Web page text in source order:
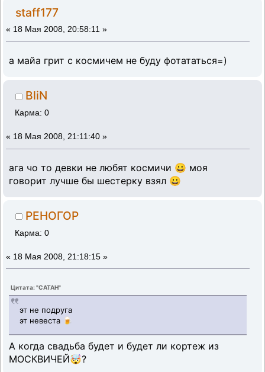
staff177
« 18 Мая 2008, 20:58:11 »
а майа грит с космичем не буду фотататься=)
BliN
Карма: 0
« 18 Мая 2008, 21:11:40 »
ага чо то девки не любят космичи 😀 моя
говорит лучше бы шестерку взял 😀
РЕНОГОР
Карма: 0
« 18 Мая 2008, 21:18:15 »
Цитата: "CATAH"
эт не подруга
эт невеста 🍺
А когда свадьба будет и будет ли кортеж из
МОСКВИЧЕЙ🤯?